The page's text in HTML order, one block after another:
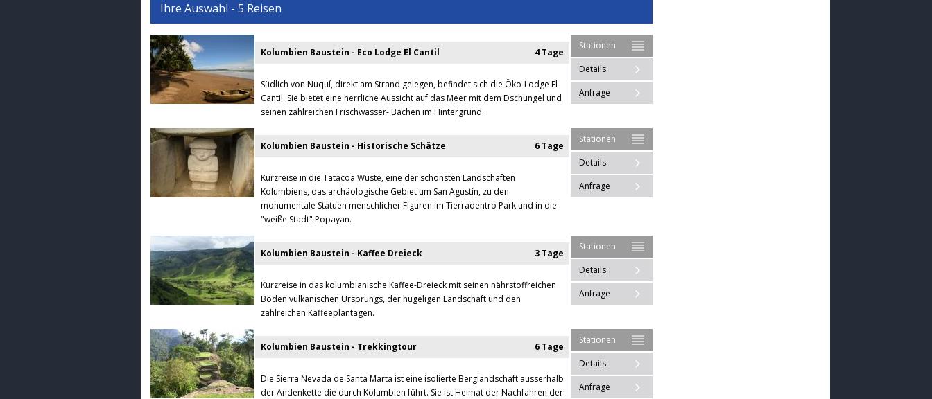
Ihre Auswahl - 5 Reisen
Kolumbien Baustein - Eco Lodge El Cantil 4 Tage
Südlich von Nuquí, direkt am Strand gelegen, befindet sich die Öko-Lodge El
Cantil. Sie bietet eine herrliche Aussicht auf das Meer mit dem Dschungel und
seinen zahlreichen Frischwasser- Bächen im Hintergrund.
Stationen
Details
Anfrage
Kolumbien Baustein - Historische Schätze 6 Tage
Kurzreise in die Tatacoa Wüste, eine der schönsten Landschaften
Kolumbiens, das archäologische Gebiet um San Agustín, zu den
monumentale Statuen menschlicher Figuren im Tierradentro Park und in die
"weiße Stadt" Popayan.
Stationen
Details
Anfrage
Kolumbien Baustein - Kaffee Dreieck 3 Tage
Kurzreise in das kolumbianische Kaffee-Dreieck mit seinen nährstoffreichen
Böden vulkanischen Ursprungs, der hügeligen Landschaft und den
zahlreichen Kaffeeplantagen.
Stationen
Details
Anfrage
Kolumbien Baustein - Trekkingtour 6 Tage
Die Sierra Nevada de Santa Marta ist eine isolierte Berglandschaft ausserhalb
der Andenkette die durch Kolumbien führt. Sie ist Heimat der Nachfahren der
Stationen
Details
Anfrage